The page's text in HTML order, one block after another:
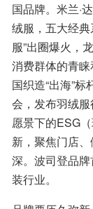
国品牌。米兰·
绒服，五大经
服”出圈爆火，
消费群体的青睐
国织造“出海”
会，发布羽绒
愿景下的ESG
新，聚焦门店
深。波司登品
装行业。